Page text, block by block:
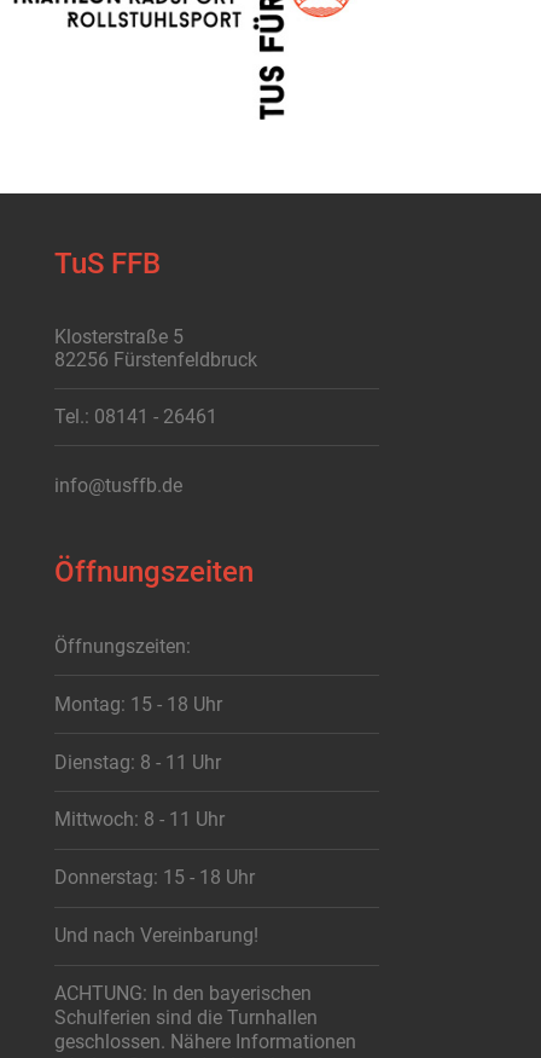
TuS FFB
Klosterstraße 5
82256 Fürstenfeldbruck
Tel.: 08141 - 26461
info@tusffb.de
Öffnungszeiten
Öffnungszeiten:
Montag: 15 - 18 Uhr
Dienstag: 8 - 11 Uhr
Mittwoch: 8 - 11 Uhr
Donnerstag: 15 - 18 Uhr
Und nach Vereinbarung!
ACHTUNG: In den bayerischen
Schulferien sind die Turnhallen
geschlossen. Nähere Informationen